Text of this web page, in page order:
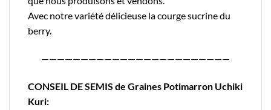
Avec notre variété délicieuse lacourge sucrine du
berry.
————————————————————————
CONSEIL DE SEMIS de Graines Potimarron Uchiki
Kuri: